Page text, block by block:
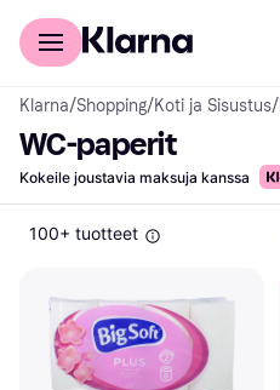
Kuluttajille
Klarna/Shopping/Koti ja Sisustus/
WC-paperit
Kokeile joustavia maksuja kanssa
100+ tuotteet